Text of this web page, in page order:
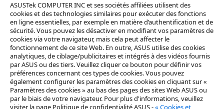
ASUSTek COMPUTER INC et ses sociétés affiliées utilisent des
cookies et des technologies similaires pour exécuter des fonctions
en ligne essentielles, par exemple en matière d’authentification et de
sécurité. Vous pouvez les désactiver en modifiant vos paramètres de
cookies via votre navigateur, mais cela peut affecter le
fonctionnement de ce site Web. En outre, ASUS utilise des cookies
analytiques, de ciblage/publicitaires et intégrés à des vidéos fournis
par ASUS ou des tiers. Veuillez cliquer ce bouton pour définir vos
préférences concernant ces types de cookies. Vous pouvez
également configurer les paramètres des cookies en cliquant sur «
Paramètres des cookies » au bas des pages des sites Web ASUS ou
par le biais de votre navigateur. Pour plus d'informations, veuillez
visiter la page Politique de confidentialité ASUS -« Cookies et
J'accepte de fournir les informations à ASUS
et d'être contacté (téléphone et/ou e-mail).
J'accepte également lapolitique de
confidentialité.
J'accepte de fournir les informations à ASUS
et de recevoir des infos sur des événements
ou des offres. J'accepte lapolitique de
confidentialité.